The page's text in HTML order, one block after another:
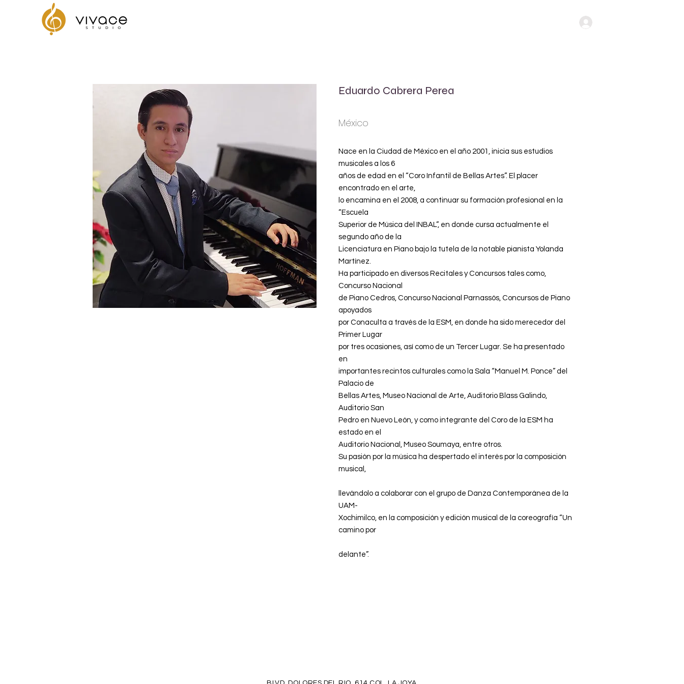
Eduardo Cabrera Perea
México
Nace en la Ciudad de México en el año 2001, inicia sus estudios
musicales a los 6
años de edad en el “Coro Infantil de Bellas Artes”. El placer
encontrado en el arte,
lo encamina en el 2008, a continuar su formación profesional en la
“Escuela
Superior de Música del INBAL”, en donde cursa actualmente el
segundo año de la
Licenciatura en Piano bajo la tutela de la notable pianista Yolanda
Martínez.
Ha participado en diversos Recitales y Concursos tales como,
Concurso Nacional
de Piano Cedros, Concurso Nacional Parnassós, Concursos de Piano
apoyados
por Conaculta a través de la ESM, en donde ha sido merecedor del
Primer Lugar
por tres ocasiones, así como de un Tercer Lugar. Se ha presentado
en
importantes recintos culturales como la Sala “Manuel M. Ponce” del
Palacio de
Bellas Artes, Museo Nacional de Arte, Auditorio Blass Galindo,
Auditorio San
Pedro en Nuevo León, y como integrante del Coro de la ESM ha
estado en el
Auditorio Nacional, Museo Soumaya, entre otros.
Su pasión por la música ha despertado el interés por la composición
musical,
llevándolo a colaborar con el grupo de Danza Contemporánea de la
UAM-
Xochimilco, en la composición y edición musical de la coreografía “Un
camino por
delante”.